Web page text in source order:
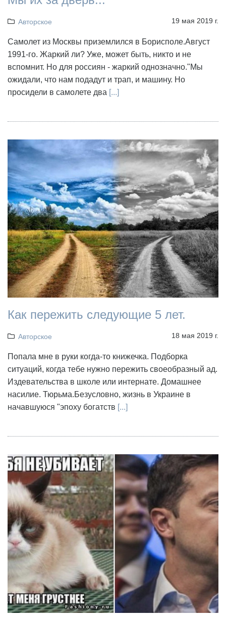
Авторское 19 мая 2019 г.
Самолет из Москвы приземлился в Борисполе.Август
1991-го. Жаркий ли? Уже, может быть, никто и не
вспомнит. Но для россиян - жаркий однозначно."Мы
ожидали, что нам подадут и трап, и машину. Но
просидели в самолете два [...]
Как пережить следующие 5 лет.
Авторское 18 мая 2019 г.
Попала мне в руки когда-то книжечка. Подборка
ситуаций, когда тебе нужно пережить своеобразный ад.
Издевательства в школе или интернате. Домашнее
насилие. Тюрьма.Безусловно, жизнь в Украине в
начавшуюся "эпоху богатств [...]